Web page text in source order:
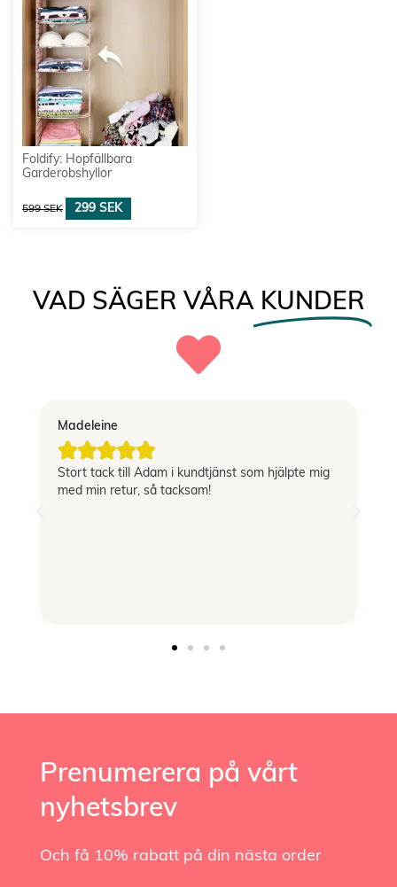
Foldify: Hopfällbara
Garderobshyllor
599SEK 299 SEK
VAD SÄGER VÅRA KUNDER
Madeleine

Stort tack till Adam i kundtjänst som hjälpte mig
med min retur, så tacksam!
Prenumerera på vårt
nyhetsbrev
Och få 10% rabatt på din nästa order